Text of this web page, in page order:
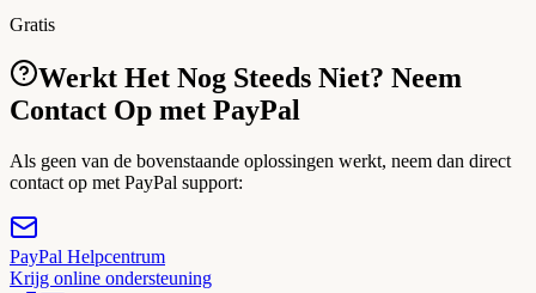
Gratis
Werkt Het Nog Steeds Niet? Neem
Contact Op met PayPal
Als geen van de bovenstaande oplossingen werkt, neem dan direct
contact op met PayPal support:
PayPal Helpcentrum
Krijg online ondersteuning